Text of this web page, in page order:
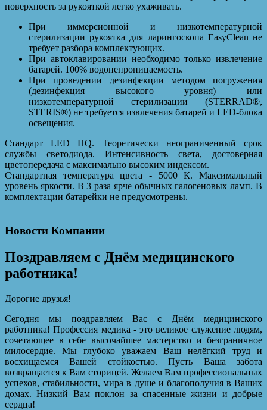
поверхность за рукояткой легко ухаживать.
При иммерсионной и низкотемпературной
стерилизации рукоятка для ларингоскопа EasyClean не
требует разбора комплектующих.
При автоклавировании необходимо только извлечение
батарей. 100% водонепроницаемость.
При проведении дезинфекции методом погружения
(дезинфекция высокого уровня) или
низкотемпературной стерилизации (STERRAD®,
STERIS®) не требуется извлечения батарей и LED-блока
освещения.
Стандарт LED HQ. Теоретически неограниченный срок
службы светодиода. Интенсивность света, достоверная
цветопередача с максимально высоким индексом.
Стандартная температура цвета - 5000 К. Максимальный
уровень яркости. В 3 раза ярче обычных галогеновых ламп. В
комплектации батарейки не предусмотрены.
Новости Компании
Поздравляем с Днём медицинского
работника!
Дорогие друзья!
Сегодня мы поздравляем Вас с Днём медицинского
работника! Профессия медика - это великое служение людям,
сочетающее в себе высочайшее мастерство и безграничное
милосердие. Мы глубоко уважаем Ваш нелёгкий труд и
восхищаемся Вашей стойкостью. Пусть Ваша забота
возвращается к Вам сторицей. Желаем Вам профессиональных
успехов, стабильности, мира в душе и благополучия в Ваших
домах. Низкий Вам поклон за спасенные жизни и добрые
сердца!